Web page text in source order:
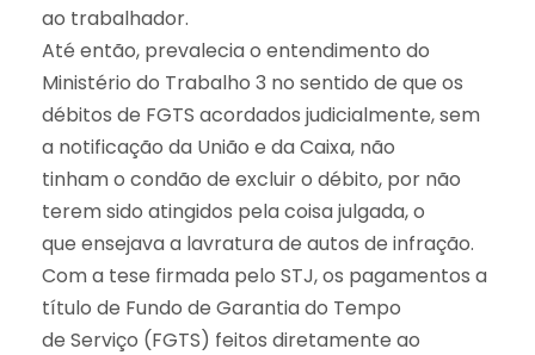
ao trabalhador.
Até então, prevalecia o entendimento do
Ministério do Trabalho 3 no sentido de que os
débitos de FGTS acordados judicialmente, sem
a notificação da União e da Caixa, não
tinham o condão de excluir o débito, por não
terem sido atingidos pela coisa julgada, o
que ensejava a lavratura de autos de infração.
Com a tese firmada pelo STJ, os pagamentos a
título de Fundo de Garantia do Tempo
de Serviço (FGTS) feitos diretamente ao